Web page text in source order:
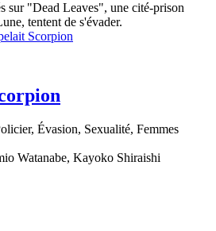
sur "Dead Leaves", une cité-prison
tentent de s'évader.
Évasion, Sexualité, Femmes
Watanabe, Kayoko Shiraishi